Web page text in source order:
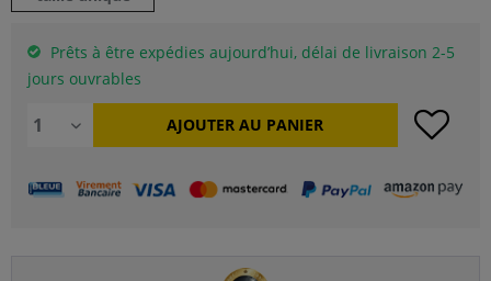
Prêts à être expédies aujourd’hui, délai de livraison 2-5
jours ouvrables
AJOUTER AU PANIER